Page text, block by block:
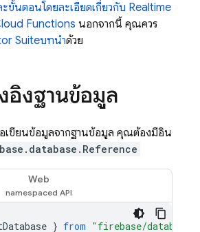
ขั้นตอนโดยละเอียดเกี่ยวกับ Realtime
Functions นอกจากนี้ คุณควร
Suiteบทนำด้วย
อิงฐานข้อมูล
อเขียนข้อมูลจากฐานข้อมูล คุณต้องมีอิน
Web
} from "firebase/database"